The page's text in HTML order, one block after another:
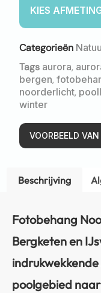
Categorieën
Tags aurora,
bergen,
noorderlicht,
winter
VOORBEELD
Beschrijving
Fotobehang
Bergketen en
poolgebied